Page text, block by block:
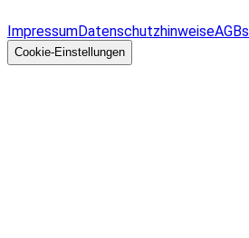
ImpressumDatenschutzhinweiseAGBs
Cookie-Einstellungen